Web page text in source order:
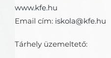
www.kfe.hu
Email cím: iskola@kfe.hu
Tárhely üzemeltető: